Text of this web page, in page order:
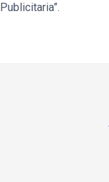
Publicitaria”.